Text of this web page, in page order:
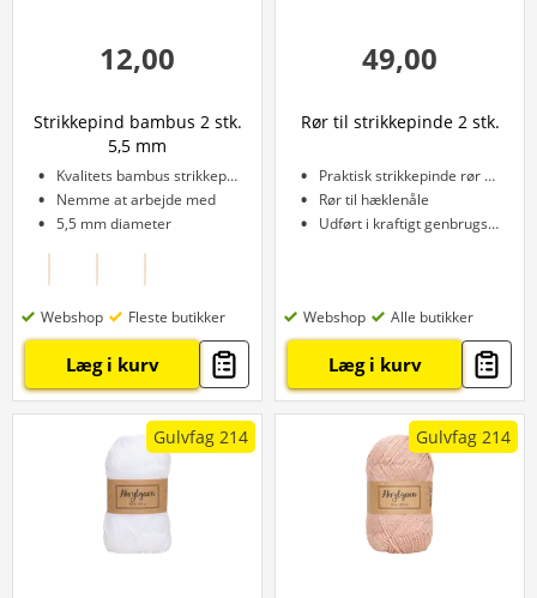
12,00
Strikkepind bambus 2 stk.
5,5 mm
Kvalitets bambus strikkepind
Nemme at arbejde med
5,5 mm diameter
Webshop Fleste butikker
Læg i kurv
49,00
Rør til strikkepinde 2 stk.
Praktisk strikkepinde rør samt
Rør til hæklenåle
Udført i kraftigt genbrugspap
Webshop Alle butikker
Læg i kurv
Gulvfag 214 Gulvfag 214